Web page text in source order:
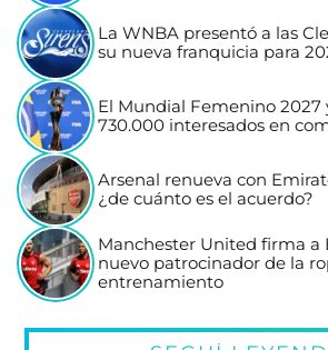
La WNBA presentó a las
su nueva franquicia para
El Mundial Femenino 2027
730.000 interesados en
Arsenal renueva con
¿de cuánto es el acuerdo?
Manchester United firma a
nuevo patrocinador de la
entrenamiento